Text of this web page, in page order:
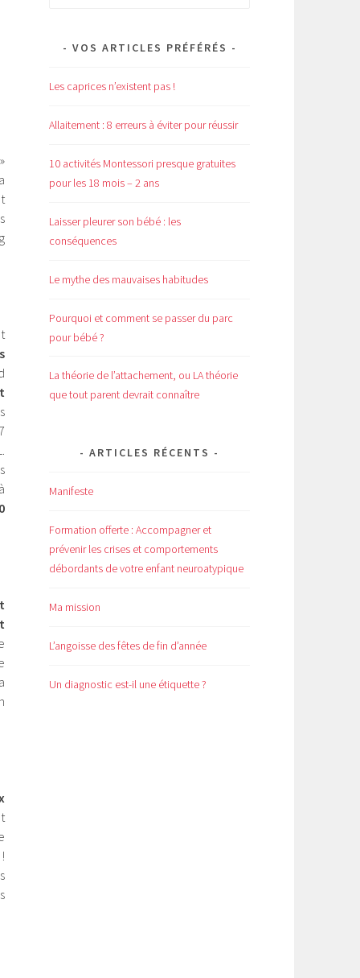
VOS ARTICLES PRÉFÉRÉS
Les caprices n’existent pas !
Allaitement : 8 erreurs à éviter pour réussir
10 activités Montessori presque gratuites
pour les 18 mois – 2 ans
Laisser pleurer son bébé : les
conséquences
Le mythe des mauvaises habitudes
Pourquoi et comment se passer du parc
pour bébé ?
La théorie de l’attachement, ou LA théorie
que tout parent devrait connaître
ARTICLES RÉCENTS
Manifeste
Formation offerte : Accompagner et
prévenir les crises et comportements
débordants de votre enfant neuroatypique
Ma mission
L’angoisse des fêtes de fin d’année
Un diagnostic est-il une étiquette ?